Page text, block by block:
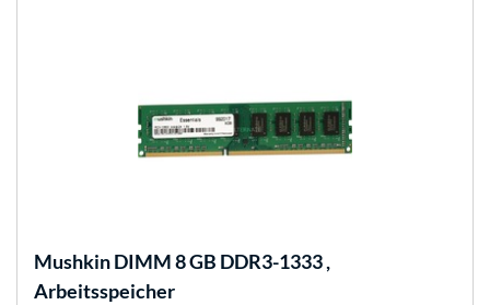
MushkinDIMM 8 GB DDR3-1333 ,
Arbeitsspeicher